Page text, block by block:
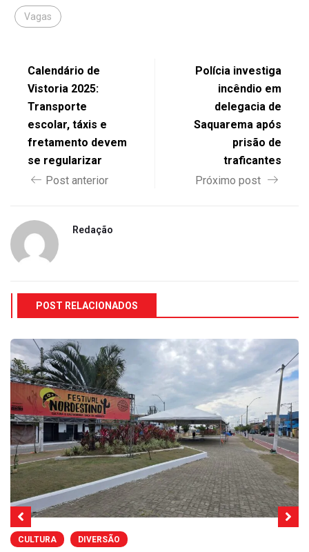
Vagas
Calendário de
Vistoria 2025:
Transporte
escolar, táxis e
fretamento devem
se regularizar
Post anterior
Polícia investiga
incêndio em
delegacia de
Saquarema após
prisão de
traficantes
Próximo post
Redação
POST RELACIONADOS
CULTURA DIVERSÃO